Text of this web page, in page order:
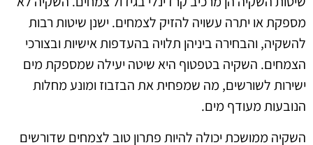
מספקת או יתרה עשויה להזיק לצמחים. ישנן שיטות רבות
להשקיה, והבחירה ביניהן תלויה בהעדפות אישיות ובצורכי
הצמחים. השקיה בטפטוף היא שיטה יעילה שמספקת מים
ישירות לשורשים, מה שמפחית את הבזבוז ומונע מחלות
הנובעות מעודף מים.
השקיה ממושכת יכולה להיות פתרון טוב לצמחים שדורשים